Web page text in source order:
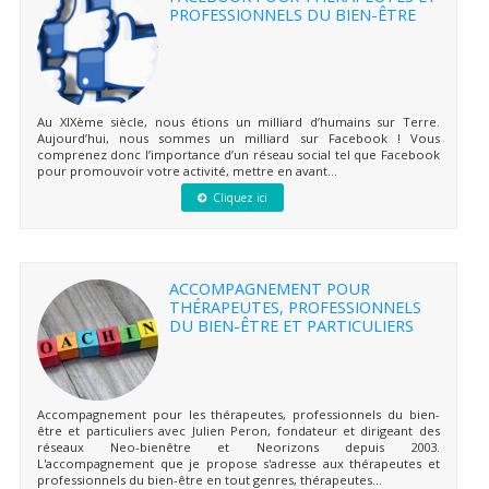
PROFESSIONNELS DU BIEN-ÊTRE
Au XIXème siècle, nous étions un milliard d’humains sur Terre.
Aujourd’hui, nous sommes un milliard sur Facebook ! Vous
comprenez donc l’importance d’un réseau social tel que Facebook
pour promouvoir votre activité, mettre en avant...
Cliquez ici
ACCOMPAGNEMENT POUR
THÉRAPEUTES, PROFESSIONNELS
DU BIEN-ÊTRE ET PARTICULIERS
Accompagnement pour les thérapeutes, professionnels du bien-
être et particuliers avec Julien Peron, fondateur et dirigeant des
réseaux Neo-bienêtre et Neorizons depuis 2003.
L'accompagnement que je propose s'adresse aux thérapeutes et
professionnels du bien-être en tout genres, thérapeutes...